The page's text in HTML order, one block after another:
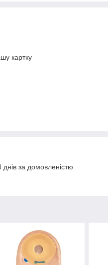
картку
за домовленістю